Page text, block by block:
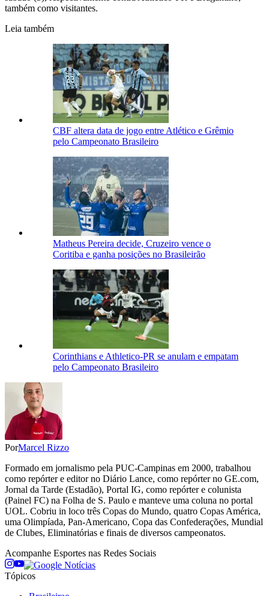
também como visitantes.
Leia também
CBF altera data de jogo entre Atlético e Grêmio
pelo Campeonato Brasileiro
Matheus Pereira decide, Cruzeiro vence o
Coritiba e ganha posições no Brasileirão
Corinthians e Athletico-PR se anulam e empatam
pelo Campeonato Brasileiro
PorMarcel Rizzo
Formado em jornalismo pela PUC-Campinas em 2000, trabalhou
como repórter e editor no Diário Lance, como repórter no GE.com,
Jornal da Tarde (Estadão), Portal IG, como repórter e colunista
(Painel FC) na Folha de S. Paulo e manteve uma coluna no portal
UOL. Cobriu in loco três Copas do Mundo, quatro Copas América,
uma Olimpíada, Pan-Americano, Copa das Confederações, Mundial
de Clubes, Eliminatórias e finais de diversos campeonatos.
Acompanhe Esportes nas Redes Sociais
Tópicos